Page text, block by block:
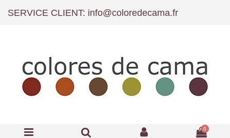
SERVICE CLIENT: info@coloredecama.fr
0